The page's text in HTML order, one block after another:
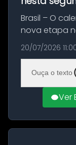
Brasil – O
nova etapa
início do
partidárias.
federações
20/07/2026
Ouça o texto
Ver